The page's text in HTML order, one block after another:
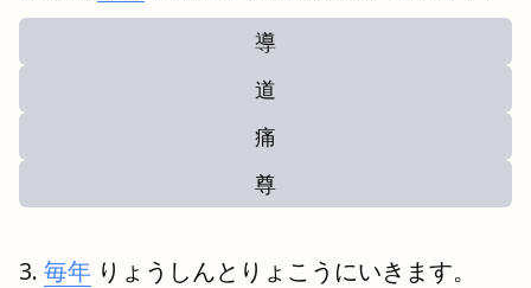
導
道
痛
尊
毎年 りょうしんとりょこうにいきます。